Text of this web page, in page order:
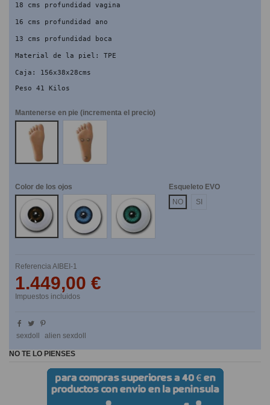
18 cms profundidad vagina
16 cms profundidad ano
13 cms profundidad boca
Material de la piel: TPE
Caja: 156x38x28cms
Peso 41 Kilos
Mantenerse en pie (incrementa el precio)
NO
SI
Color de los ojos
Marrones
Azules Verdes
Esqueleto EVO
NO
SI
Referencia AIBEI-1
1.449,00 €
Impuestos incluidos
sexdoll alien sexdoll
NO TE LO PIENSES